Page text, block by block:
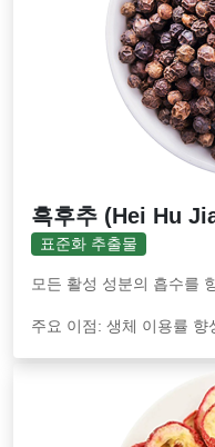
흑후추 (Hei Hu
표준화 추출물
모든 활성 성분의 흡수를
주요 이점: 생체 이용률 향